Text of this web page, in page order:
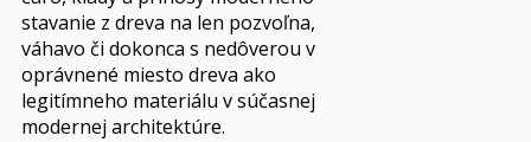
stavanie z dreva na len pozvoľna,
váhavo či dokonca s nedôverou v
oprávnené miesto dreva ako
legitímneho materiálu v súčasnej
modernej architektúre.